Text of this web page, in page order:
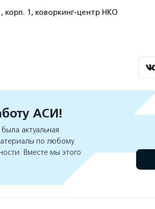
корп. 1, коворкинг-центр НКО
АСИ!
актуальная
по любому
Вместе мы этого